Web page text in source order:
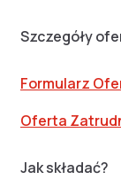
Szczegóły
Formularz
Oferta
Jak składać?